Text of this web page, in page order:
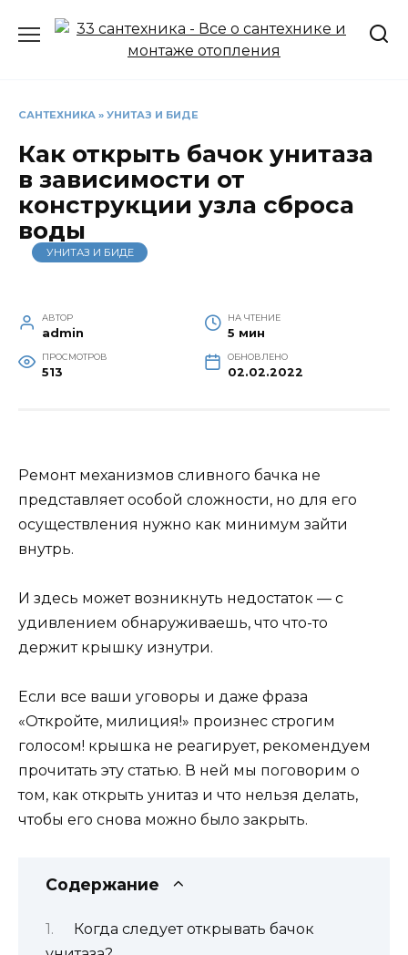
САНТЕХНИКА » УНИТАЗ И БИДЕ
Как открыть бачок унитаза
в зависимости от
конструкции узла сброса
воды
УНИТАЗ И БИДЕ
АВТОР
admin
НА ЧТЕНИЕ
5 мин
ПРОСМОТРОВ
513
ОБНОВЛЕНО
02.02.2022
Ремонт механизмов сливного бачка не
представляет особой сложности, но для его
осуществления нужно как минимум зайти
внутрь.
И здесь может возникнуть недостаток — с
удивлением обнаруживаешь, что что-то
держит крышку изнутри.
Если все ваши уговоры и даже фраза
«Откройте, милиция!» произнес строгим
голосом! крышка не реагирует, рекомендуем
прочитать эту статью. В ней мы поговорим о
том, как открыть унитаз и что нельзя делать,
чтобы его снова можно было закрыть.
Содержание
Когда следует открывать бачок